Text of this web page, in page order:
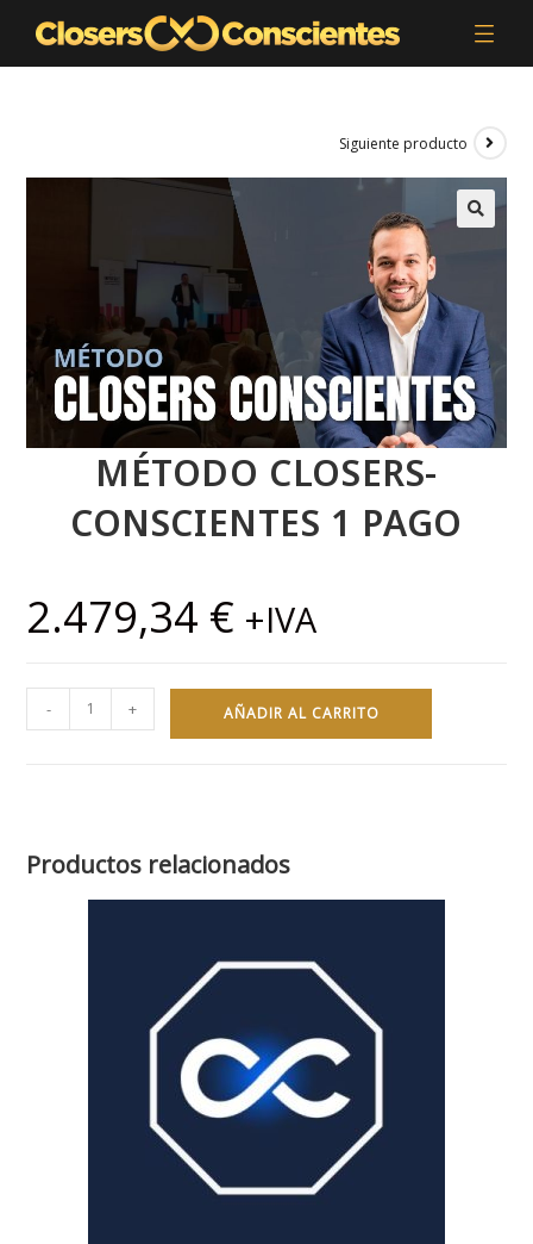
Siguiente producto
MÉTODO CLOSERS-
CONSCIENTES 1 PAGO
2.479,34 € +IVA
- + AÑADIR AL CARRITO
Productos relacionados